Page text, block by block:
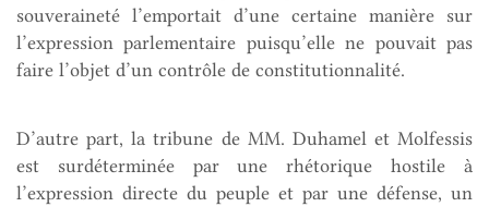
souveraineté l’emportait d’une certaine manière sur
l’expression parlementaire puisqu’elle ne pouvait pas
faire l’objet d’un contrôle de constitutionnalité.
D’autre part, la tribune de MM. Duhamel et Molfessis
est surdéterminée par une rhétorique hostile à
l’expression directe du peuple et par une défense, un